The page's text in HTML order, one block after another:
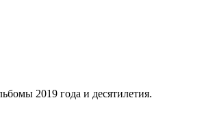
2019 года и десятилетия.